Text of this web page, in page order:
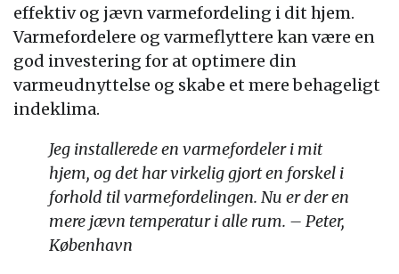
effektiv og jævn varmefordeling i dit hjem.
Varmefordelere og varmeflyttere kan være en
god investering for at optimere din
varmeudnyttelse og skabe et mere behageligt
indeklima.
Jeg installerede en varmefordeler i mit
hjem, og det har virkelig gjort en forskel i
forhold til varmefordelingen. Nu er der en
mere jævn temperatur i alle rum. – Peter,
København